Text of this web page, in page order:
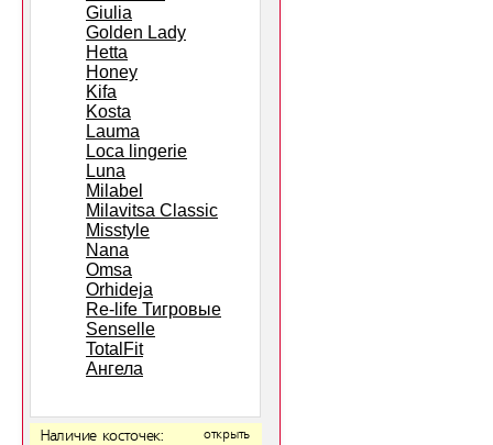
Giulia
Golden Lady
Hetta
Honey
Kifa
Kosta
Lauma
Loca lingerie
Luna
Milabel
Milavitsa Classic
Misstyle
Nana
Omsa
Orhideja
Re-life Тигровые
Senselle
TotalFit
Ангела
Наличие косточек: открыть